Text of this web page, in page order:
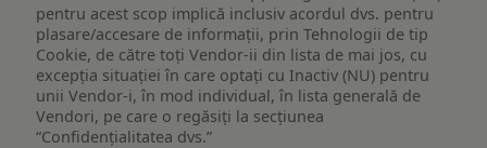
pentru acest scop implică inclusiv acordul dvs. pentru
plasare/accesare de informații, prin Tehnologii de tip
Cookie, de către toți Vendor-ii din lista de mai jos, cu
excepția situației în care optați cu Inactiv (NU) pentru
unii Vendor-i, în mod individual, în lista generală de
Vendori, pe care o regăsiți la secțiunea
“Confidențialitatea dvs.”